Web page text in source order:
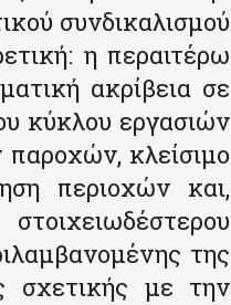
συνδικαλισμού
η περαιτέρω
ακρίβεια σε
κύκλου εργασιών
κλείσιμο
περιοχών και,
της
σχετικής με την